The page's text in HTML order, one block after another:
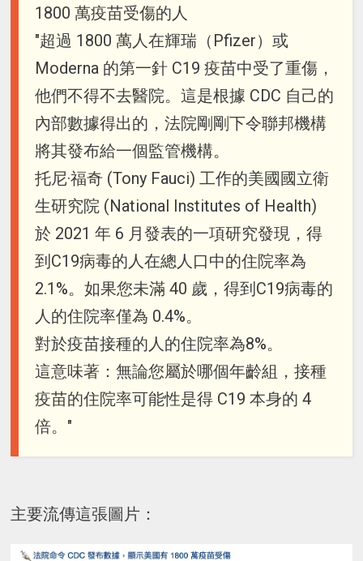
1800 萬疫苗受傷的人
"超過 1800 萬人在輝瑞（Pfizer）或
Moderna 的第一針 C19 疫苗中受了重傷，
他們不得不去醫院。這是根據 CDC 自己的
內部數據得出的，法院剛剛下令聯邦機構
將其發布給一個監管機構。
托尼·福奇 (Tony Fauci) 工作的美國國立衛
生研究院 (National Institutes of Health)
於 2021 年 6 月發表的一項研究發現，得
到C19病毒的人在總人口中的住院率為
2.1%。如果您未滿 40 歲，得到C19病毒的
人的住院率僅為 0.4%。
對於疫苗接種的人的住院率為8%。
這意味著：無論您屬於哪個年齡組，接種
疫苗的住院率可能性是得 C19 本身的 4
倍。"
主要流傳這張圖片：